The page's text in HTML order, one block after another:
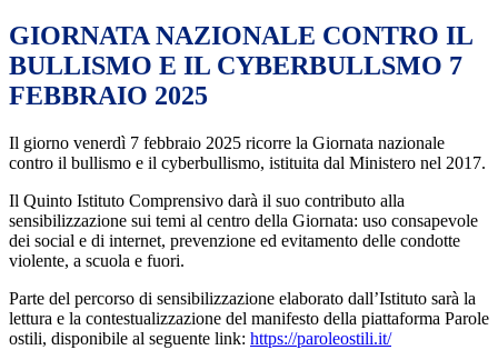
GIORNATA NAZIONALE CONTRO IL
BULLISMO E IL CYBERBULLSMO 7
FEBBRAIO 2025
Il giorno venerdì 7 febbraio 2025 ricorre la Giornata nazionale
contro il bullismo e il cyberbullismo, istituita dal Ministero nel 2017.
Il Quinto Istituto Comprensivo darà il suo contributo alla
sensibilizzazione sui temi al centro della Giornata: uso consapevole
dei social e di internet, prevenzione ed evitamento delle condotte
violente, a scuola e fuori.
Parte del percorso di sensibilizzazione elaborato dall’Istituto sarà la
lettura e la contestualizzazione del manifesto della piattaforma Parole
ostili, disponibile al seguente link: https://paroleostili.it/